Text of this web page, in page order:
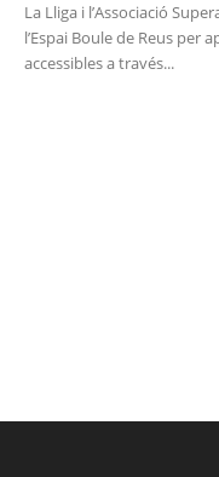
La Lliga i l’Associació
l’Espai Boule de Reus per
accessibles a través...